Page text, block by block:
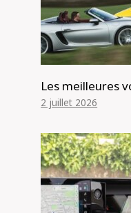
Les meilleures
2 juillet 2026